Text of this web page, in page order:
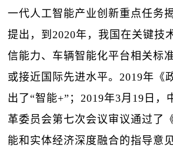
一代人工智能产业创新重点任务
提出，到2020年，我国在关键技
信能力、车辆智能化平台相关标
或接近国际先进水平。2019年《
出了“智能+”；2019年3月19日，
革委员会第七次会议审议通过了
能和实体经济深度融合的指导意